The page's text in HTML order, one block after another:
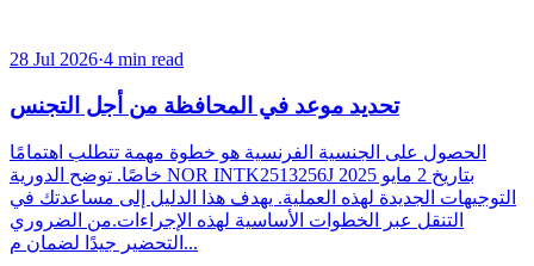
28 Jul 2026·4 min read
تحديد موعد في المحافظة من أجل التجنس
الحصول على الجنسية الفرنسية هو خطوة مهمة تتطلب اهتمامًا
خاصًا. توضح الدورية NOR INTK2513256J بتاريخ 2 مايو 2025
التوجيهات الجديدة لهذه العملية. يهدف هذا الدليل إلى مساعدتك في
التنقل عبر الخطوات الأساسية لهذه الإجراءات.من الضروري
التحضير جيدًا لضمان م...